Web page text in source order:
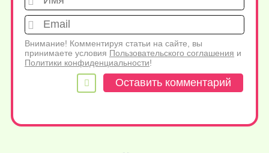
Внимание! Комментируя статьи на сайте, вы
принимаете условия Пользовательского соглашения и
Политики конфиденциальности!